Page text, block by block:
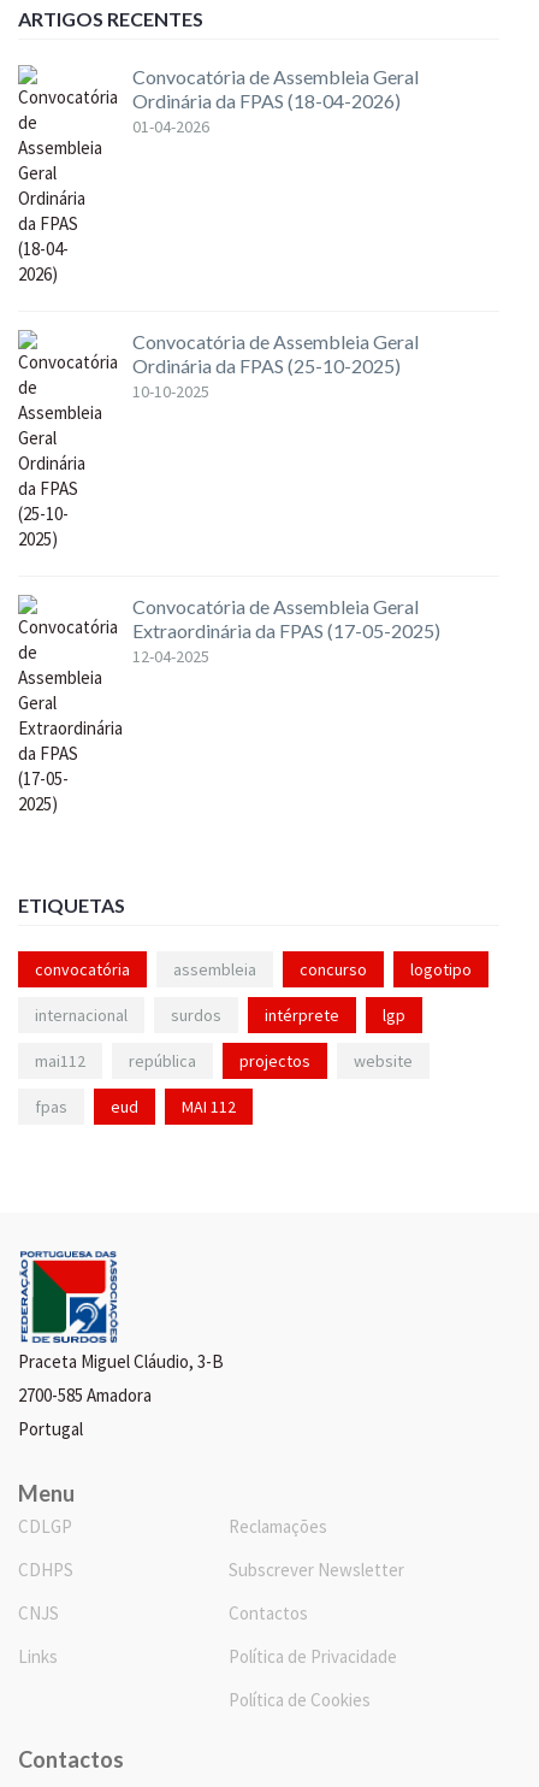
ARTIGOS RECENTES
Convocatória de Assembleia Geral
Ordinária da FPAS (18-04-2026)
01-04-2026
Convocatória de Assembleia Geral
Ordinária da FPAS (25-10-2025)
10-10-2025
Convocatória de Assembleia Geral
Extraordinária da FPAS (17-05-2025)
12-04-2025
ETIQUETAS
convocatória assembleia concurso logotipo
internacional surdos intérprete lgp
mai112 república projectos website
fpas eud MAI 112
Praceta Miguel Cláudio, 3-B
2700-585 Amadora
Portugal
Menu
CDLGP
CDHPS
CNJS
Links
Reclamações
Subscrever Newsletter
Contactos
Política de Privacidade
Política de Cookies
Contactos